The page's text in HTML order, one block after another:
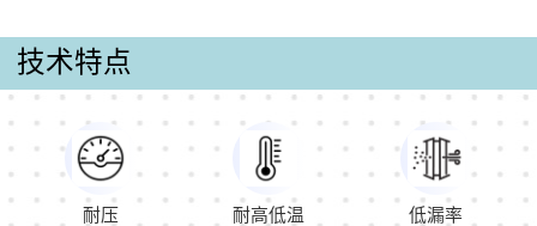
技术特点
耐压
耐高低温
低漏率